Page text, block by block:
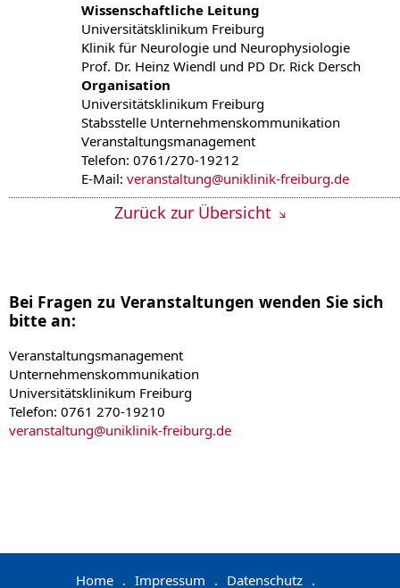
Wissenschaftliche Leitung
Universitätsklinikum Freiburg
Klinik für Neurologie und Neurophysiologie
Prof. Dr. Heinz Wiendl und PD Dr. Rick Dersch
Organisation
Universitätsklinikum Freiburg
Stabsstelle Unternehmenskommunikation
Veranstaltungsmanagement
Telefon: 0761/270-19212
E-Mail: veranstaltung@uniklinik-freiburg.de
Zurück zur Übersicht
Bei Fragen zu Veranstaltungen wenden Sie sich
bitte an:
Veranstaltungsmanagement
Unternehmenskommunikation
Universitätsklinikum Freiburg
Telefon: 0761 270-19210
veranstaltung@uniklinik-freiburg.de
Home . Impressum . Datenschutz .